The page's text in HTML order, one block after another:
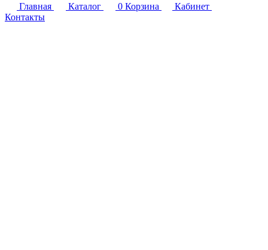
Главная
Каталог 0 Корзина
Кабинет
Контакты